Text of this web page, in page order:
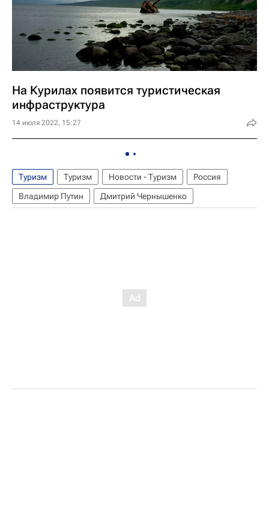
На Курилах появится туристическая
инфраструктура
14 июля 2022, 15:27
Туризм Туризм Новости - Туризм
Россия
Владимир Путин
Дмитрий Чернышенко